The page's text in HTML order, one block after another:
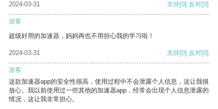
2024-03-31
支持[0] 反对[0]
游客
超级好用的加速器，妈妈再也不用担心我的学习啦！
2024-03-31 支持[0] 反对[0]
游客
这款加速器app的安全性很高，使用过程中不会泄露个人信息，这让我很
放心。我以前使用过一些其他的加速器app，经常会出现个人信息泄露的
情况，这让我非常担心。